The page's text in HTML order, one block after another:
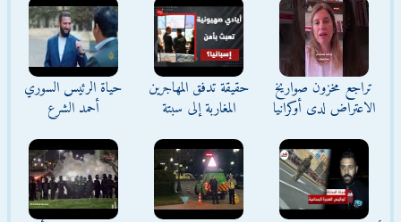
تراجع مخزون صواريخ
الاعتراض لدى أوكرانيا
حقيقة تدفق المهاجرين
المغاربة إلى سبتة
حياة الرئيس السوري
أحمد الشرع